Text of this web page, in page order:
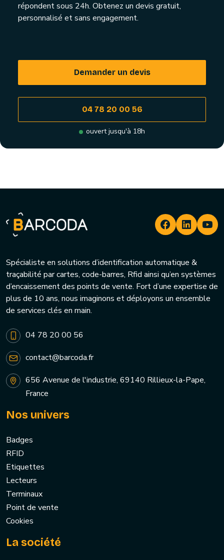
répondent sous 24h. Obtenez un devis gratuit,
personnalisé et sans engagement.
Demander un devis
04 78 20 00 56
ouvert jusqu'à 18h
Spécialiste en solutions d’identification automatique &
traçabilité par cartes, code-barres, Rfid ainsi qu’en systèmes
d’encaissement des points de vente. Fort d’une expertise de
plus de 10 ans, nous imaginons et déployons un ensemble
de services clés en main.
04 78 20 00 56
contact@barcoda.fr
656 Avenue de l'industrie, 69140 Rillieux-la-Pape,
France
Nos univers
Badges
RFID
Etiquettes
Lecteurs
Terminaux
Point de vente
Cookies
La société